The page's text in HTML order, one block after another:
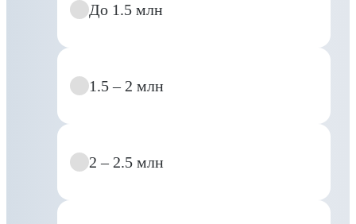
До 1.5 млн
1.5 – 2 млн
2 – 2.5 млн